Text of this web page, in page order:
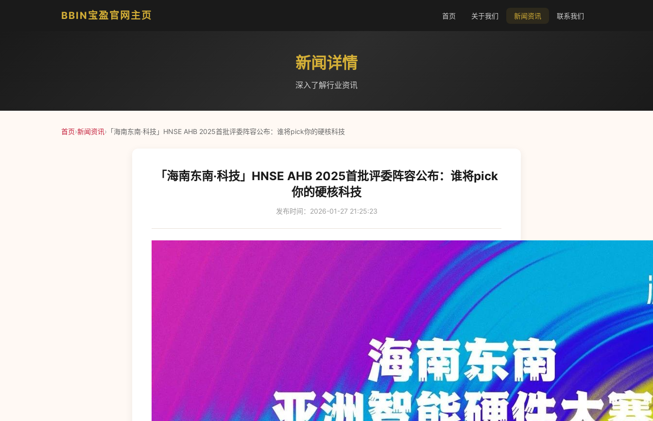
BBIN宝盈官网主页 首页 关于我们 新闻资讯 联系我们
新闻详情
深入了解行业资讯
首页›新闻资讯› 「海南东南·科技」HNSE AHB 2025首批评委阵容公布：谁将pick你的硬核科技
「海南东南·科技」HNSE AHB 2025首批评委阵容公布：谁将pick
你的硬核科技
发布时间：2026-01-27 21:25:23